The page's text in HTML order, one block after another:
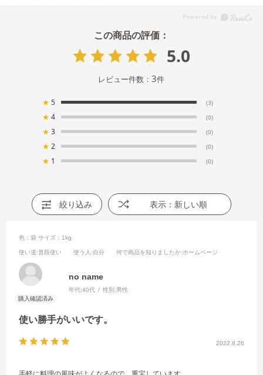
5.0
レビュー件数：3件
★ 5 (3)
★ 4 (0)
★ 3 (0)
★ 2 (0)
★ 1 (0)
絞り込み 表示：新しい順
2022.8.26
使い勝手がいいです。
色：袋 サイズ：1kg
使い道:普段使い 使う人 :自分 何で商品を知りましたか:ホームページ
no name
年代:40代 性別:男性